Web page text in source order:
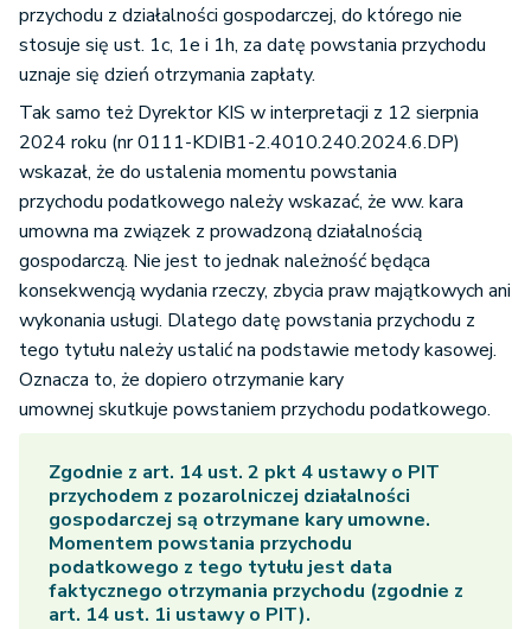
przychodu z działalności gospodarczej, do którego nie
stosuje się ust. 1c, 1e i 1h, za datę powstania przychodu
uznaje się dzień otrzymania zapłaty.
Tak samo też Dyrektor KIS w interpretacji z 12 sierpnia
2024 roku (nr 0111-KDIB1-2.4010.240.2024.6.DP)
wskazał, że do ustalenia momentu powstania
przychodu podatkowego należy wskazać, że ww. kara
umowna ma związek z prowadzoną działalnością
gospodarczą. Nie jest to jednak należność będąca
konsekwencją wydania rzeczy, zbycia praw majątkowych ani
wykonania usługi. Dlatego datę powstania przychodu z
tego tytułu należy ustalić na podstawie metody kasowej.
Oznacza to, że dopiero otrzymanie kary
umownej skutkuje powstaniem przychodu podatkowego.
Zgodnie z art. 14 ust. 2 pkt 4 ustawy o PIT
przychodem z pozarolniczej działalności
gospodarczej są otrzymane kary umowne.
Momentem powstania przychodu
podatkowego z tego tytułu jest data
faktycznego otrzymania przychodu (zgodnie z
art. 14 ust. 1i ustawy o PIT).